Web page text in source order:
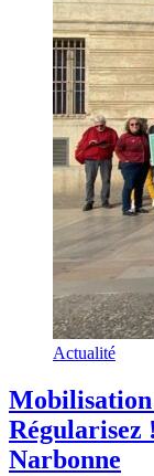
Actualité
Régularisez
Narbonne